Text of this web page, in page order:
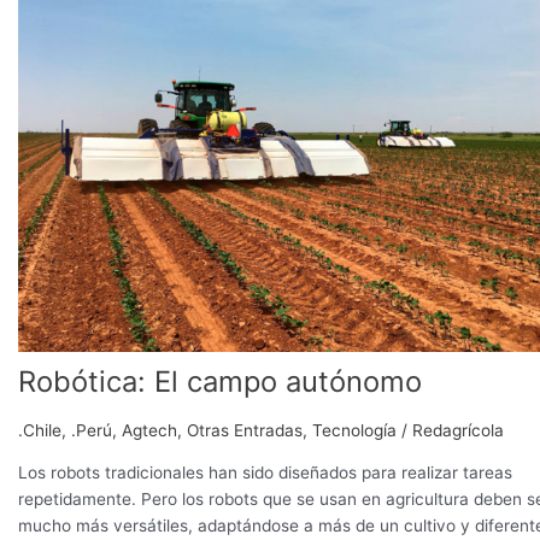
Robótica: El campo autónomo
.Chile, .Perú, Agtech, Otras Entradas, Tecnología / Redagrícola
Los robots tradicionales han sido diseñados para realizar tareas
repetidamente. Pero los robots que se usan en agricultura deben
mucho más versátiles, adaptándose a más de un cultivo y